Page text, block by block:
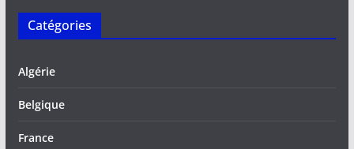
Catégories
Algérie
Belgique
France